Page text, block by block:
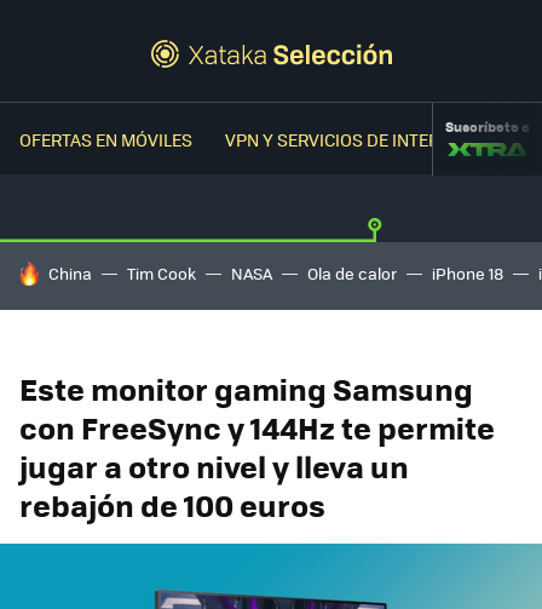
OFERTAS EN MÓVILES VPN Y SERVICIOS DE INTERNETSuscríbete a
HOY SE HABLA DE
China Tim Cook NASA Ola de calor iPhone 18
Este monitor gaming Samsung
con FreeSync y 144Hz te permite
jugar a otro nivel y lleva un
rebajón de 100 euros